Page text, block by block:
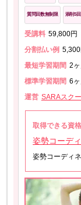
質問回数無制限 添削5回
受講料 59,800円
分割払い例
最短学習期間 2ヶ
標準学習期間 6
運営 SARAスク
取得できる資格
姿勢コーデ
姿勢コーディ